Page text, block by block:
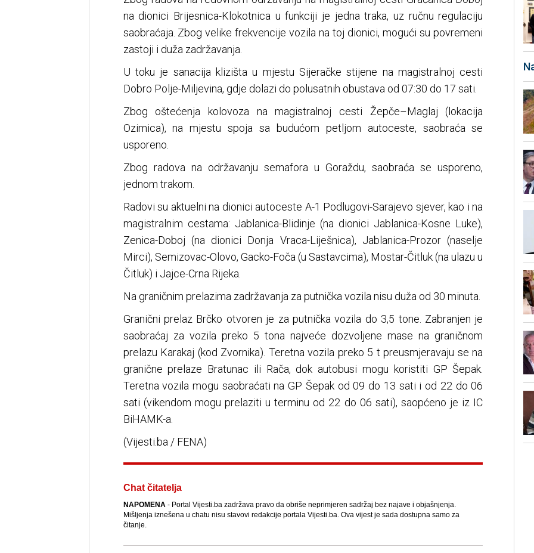
na dionici Brijesnica-Klokotnica u funkciji je jedna traka, uz ručnu regulaciju
saobraćaja. Zbog velike frekvencije vozila na toj dionici, mogući su povremeni
zastoji i duža zadržavanja.
U toku je sanacija klizišta u mjestu Sijeračke stijene na magistralnoj cesti
Dobro Polje-Miljevina, gdje dolazi do polusatnih obustava od 07:30 do 17 sati.
Zbog oštećenja kolovoza na magistralnoj cesti Žepče–Maglaj (lokacija
Ozimica), na mjestu spoja sa budućom petljom autoceste, saobraća se
usporeno.
Zbog radova na održavanju semafora u Goraždu, saobraća se usporeno,
jednom trakom.
Radovi su aktuelni na dionici autoceste A-1 Podlugovi-Sarajevo sjever, kao i na
magistralnim cestama: Jablanica-Blidinje (na dionici Jablanica-Kosne Luke),
Zenica-Doboj (na dionici Donja Vraca-Liješnica), Jablanica-Prozor (naselje
Mirci), Semizovac-Olovo, Gacko-Foča (u Sastavcima), Mostar-Čitluk (na ulazu u
Čitluk) i Jajce-Crna Rijeka.
Na graničnim prelazima zadržavanja za putnička vozila nisu duža od 30 minuta.
Granični prelaz Brčko otvoren je za putnička vozila do 3,5 tone. Zabranjen je
saobraćaj za vozila preko 5 tona najveće dozvoljene mase na graničnom
prelazu Karakaj (kod Zvornika). Teretna vozila preko 5 t preusmjeravaju se na
granične prelaze Bratunac ili Rača, dok autobusi mogu koristiti GP Šepak.
Teretna vozila mogu saobraćati na GP Šepak od 09 do 13 sati i od 22 do 06
sati (vikendom mogu prelaziti u terminu od 22 do 06 sati), saopćeno je iz IC
BiHAMK-a.
(Vijesti.ba / FENA)
Chat čitatelja
NAPOMENA- Portal Vijesti.ba zadržava pravo da obriše neprimjeren sadržaj bez najave i objašnjenja.
Mišljenja iznešena u chatu nisu stavovi redakcije portala Vijesti.ba. Ova vijest je sada dostupna samo za
čitanje.